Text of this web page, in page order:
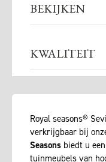
BEKIJKEN
KWALITEIT
Royal seasons®
verkrijgbaar bij
Seasons biedt u
tuinmeubels van